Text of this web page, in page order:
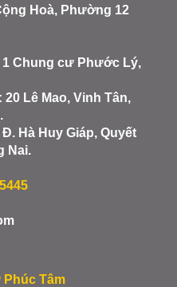
Hoà, Phường 12
1 Chung cư Phước Lý,
: 20 Lê Mao, Vinh Tân,
Đ. Hà Huy Giáp, Quyết
Nai.
Phúc Tâm